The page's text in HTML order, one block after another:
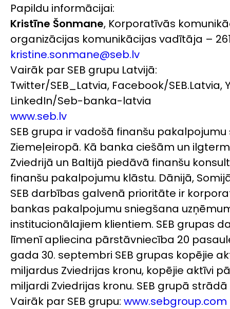
Papildu informācijai:
Kristīne Šonmane, Korporatīvās
organizācijas komunikācijas vadītāja –
kristine.sonmane@seb.lv
Vairāk par SEB grupu Latvijā:
Twitter/SEB_Latvia, Facebook/SEB.Latvia,
LinkedIn/Seb-banka-latvia
www.seb.lv
SEB grupa ir vadošā finanšu pakalpojumu
Ziemeļeiropā. Kā banka ciešām un
Zviedrijā un Baltijā piedāvā finanšu
finanšu pakalpojumu klāstu. Dānijā,
SEB darbības galvenā prioritāte ir
bankas pakalpojumu sniegšana
institucionālajiem klientiem. SEB grupas
līmenī apliecina pārstāvniecība 20
gada 30. septembri SEB grupas kopējie
miljardus Zviedrijas kronu, kopējie aktīvi
miljardi Zviedrijas kronu. SEB grupā
Vairāk par SEB grupu: www.sebgroup.com